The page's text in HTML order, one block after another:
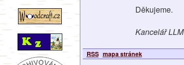
Děkujeme.
Kancelář LLM
RSS mapa stránek